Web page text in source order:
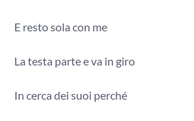
E resto sola con me
La testa parte e va in giro
In cerca dei suoi perché